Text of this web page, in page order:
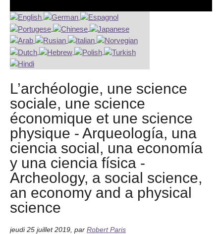
L’archéologie, une science
sociale, une science
économique et une science
physique - Arqueología, una
ciencia social, una economía
y una ciencia física -
Archeology, a social science,
an economy and a physical
science
jeudi 25 juillet 2019 par Robert Paris